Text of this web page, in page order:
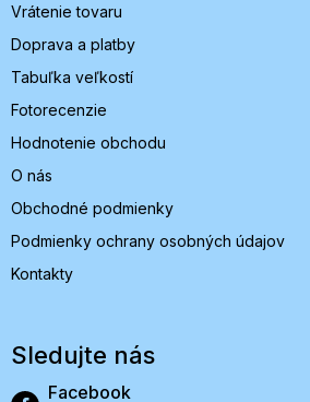
Vrátenie tovaru
Doprava a platby
Tabuľka veľkostí
Fotorecenzie
Hodnotenie obchodu
O nás
Obchodné podmienky
Podmienky ochrany osobných údajov
Kontakty
Sledujte nás
Facebook